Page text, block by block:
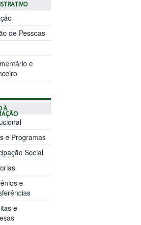
de Pessoas
e
À
e Programas
Social
e
e